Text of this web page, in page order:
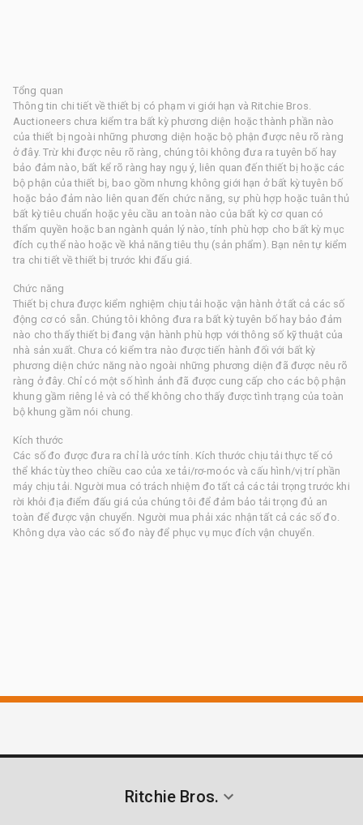
Tổng quan
Thông tin chi tiết về thiết bị có phạm vi giới hạn và Ritchie Bros.
Auctioneers chưa kiểm tra bất kỳ phương diện hoặc thành phần nào
của thiết bị ngoài những phương diện hoặc bộ phận được nêu rõ ràng
ở đây. Trừ khi được nêu rõ ràng, chúng tôi không đưa ra tuyên bố hay
bảo đảm nào, bất kể rõ ràng hay ngụ ý, liên quan đến thiết bị hoặc các
bộ phận của thiết bị, bao gồm nhưng không giới hạn ở bất kỳ tuyên bố
hoặc bảo đảm nào liên quan đến chức năng, sự phù hợp hoặc tuân thủ
bất kỳ tiêu chuẩn hoặc yêu cầu an toàn nào của bất kỳ cơ quan có
thẩm quyền hoặc ban ngành quản lý nào, tính phù hợp cho bất kỳ mục
đích cụ thể nào hoặc về khả năng tiêu thụ (sản phẩm). Bạn nên tự kiểm
tra chi tiết về thiết bị trước khi đấu giá.
Chức năng
Thiết bị chưa được kiểm nghiệm chịu tải hoặc vận hành ở tất cả các số
động cơ có sẵn. Chúng tôi không đưa ra bất kỳ tuyên bố hay bảo đảm
nào cho thấy thiết bị đang vận hành phù hợp với thông số kỹ thuật của
nhà sản xuất. Chưa có kiểm tra nào được tiến hành đối với bất kỳ
phương diện chức năng nào ngoài những phương diện đã được nêu rõ
ràng ở đây. Chỉ có một số hình ảnh đã được cung cấp cho các bộ phận
khung gầm riêng lẻ và có thể không cho thấy được tình trạng của toàn
bộ khung gầm nói chung.
Kích thước
Các số đo được đưa ra chỉ là ước tính. Kích thước chịu tải thực tế có
thể khác tùy theo chiều cao của xe tải/rơ-moóc và cấu hình/vị trí phần
máy chịu tải. Người mua có trách nhiệm đo tất cả các tải trọng trước khi
rời khỏi địa điểm đấu giá của chúng tôi để đảm bảo tải trọng đủ an
toàn để được vận chuyển. Người mua phải xác nhận tất cả các số đo.
Không dựa vào các số đo này để phục vụ mục đích vận chuyển.
Ritchie Bros.